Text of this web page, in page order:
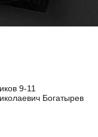
9-11
Богатырев